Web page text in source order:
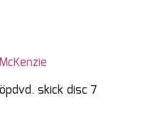
skick disc 7